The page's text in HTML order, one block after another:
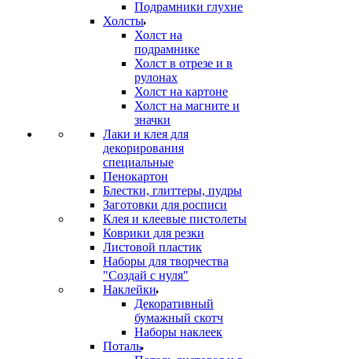
Подрамники глухие
Холсты
Холст на
подрамнике
Холст в отрезе и в
рулонах
Холст на картоне
Холст на магните и
значки
Лаки и клея для
декорирования
специальные
Пенокартон
Блестки, глиттеры, пудры
Заготовки для росписи
Клея и клеевые пистолеты
Коврики для резки
Листовой пластик
Наборы для творчества
"Создай с нуля"
Наклейки
Декоративный
бумажный скотч
Наборы наклеек
Поталь